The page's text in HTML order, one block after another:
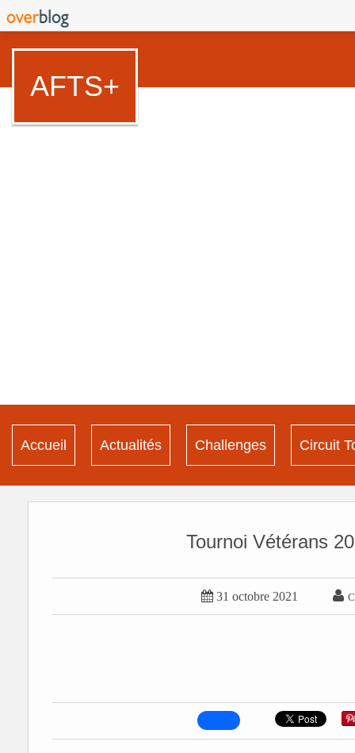
AFTS+
Accueil Actualités Challenges Circuit
Tournoi Vétérans
 31 octobre 2021 